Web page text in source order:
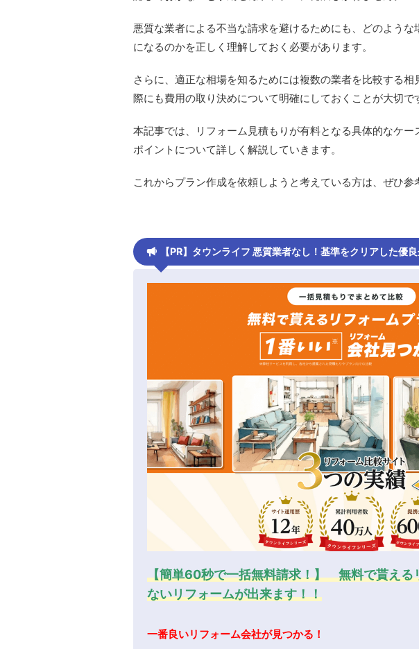
悪質な業者による不当な請求を避けるためにも、どのよう
になるのかを正しく理解しておく必要があります。
さらに、適正な相場を知るためには複数の業者を比較する
際にも費用の取り決めについて明確にしておくことが大切で
本記事では、リフォーム見積もりが有料となる具体的なケ
ポイントについて詳しく解説していきます。
これからプラン作成を依頼しようと考えている方は、ぜひ参
【PR】タウンライフ 悪質業者なし！基準をクリアした優
【簡単60秒で一括無料請求！】 無料で貰える
ないリフォームが出来ます！！
一番良いリフォーム会社が見つかる！